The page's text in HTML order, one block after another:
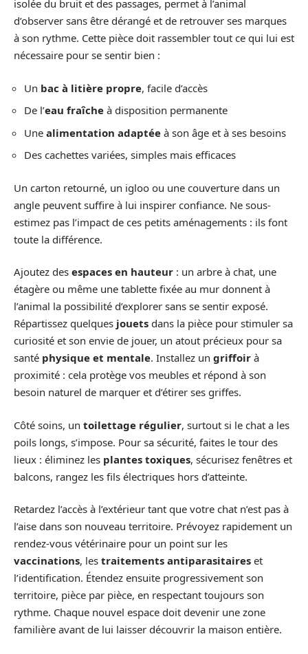
isolée du bruit et des passages, permet à l’animal
d’observer sans être dérangé et de retrouver ses marques
à son rythme. Cette pièce doit rassembler tout ce qui lui est
nécessaire pour se sentir bien :
Un bac à litière propre, facile d’accès
De l’eau fraîche à disposition permanente
Une alimentation adaptée à son âge et à ses besoins
Des cachettes variées, simples mais efficaces
Un carton retourné, un igloo ou une couverture dans un
angle peuvent suffire à lui inspirer confiance. Ne sous-
estimez pas l’impact de ces petits aménagements : ils font
toute la différence.
Ajoutez des espaces en hauteur : un arbre à chat, une
étagère ou même une tablette fixée au mur donnent à
l’animal la possibilité d’explorer sans se sentir exposé.
Répartissez quelques jouets dans la pièce pour stimuler sa
curiosité et son envie de jouer, un atout précieux pour sa
santé physique et mentale. Installez un griffoir à
proximité : cela protège vos meubles et répond à son
besoin naturel de marquer et d’étirer ses griffes.
Côté soins, un toilettage régulier, surtout si le chat a les
poils longs, s’impose. Pour sa sécurité, faites le tour des
lieux : éliminez les plantes toxiques, sécurisez fenêtres et
balcons, rangez les fils électriques hors d’atteinte.
Retardez l’accès à l’extérieur tant que votre chat n’est pas à
l’aise dans son nouveau territoire. Prévoyez rapidement un
rendez-vous vétérinaire pour un point sur les
vaccinations, les traitements antiparasitaires et
l’identification. Étendez ensuite progressivement son
territoire, pièce par pièce, en respectant toujours son
rythme. Chaque nouvel espace doit devenir une zone
familière avant de lui laisser découvrir la maison entière.